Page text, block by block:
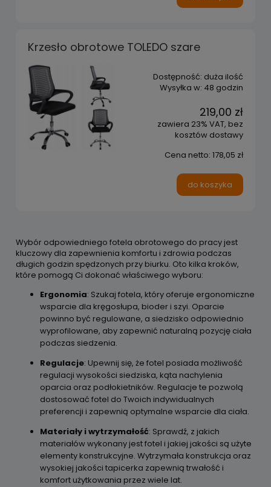
Krzesło obrotowe TOLEDO szare
Dostępność: duża ilość
Wysyłka w: 48 godzin
219,00 zł
zawiera 23% VAT, bez
kosztów dostawy
Cena netto: 178,05 zł
do koszyka
Wybór odpowiedniego fotela obrotowego do pracy jest
kluczowy dla zapewnienia komfortu i zdrowia podczas
długich godzin spędzonych przy biurku. Oto kilka kroków,
które pomogą Ci dokonać właściwego wyboru:
Ergonomia: Szukaj fotela, który oferuje ergonomiczne
wsparcie dla kręgosłupa, bioder i szyi. Oparcie
powinno być regulowane, a siedzisko odpowiednio
wyprofilowane, aby zapewnić naturalną pozycję ciała
podczas siedzenia.
Regulacje: Upewnij się, że fotel posiada możliwość
regulacji wysokości siedziska, kąta nachylenia
oparcia oraz podłokietników. Regulacje te pozwolą
dostosować fotel do Twoich indywidualnych
preferencji i zapewnią optymalne wsparcie dla ciała.
Materiały i wytrzymałość: Sprawdź, z jakich
materiałów wykonany jest fotel i jakiej jakości są użyte
elementy konstrukcyjne. Wytrzymała konstrukcja oraz
wysokiej jakości tapicerka zapewnią trwałość i
komfort użytkowania przez wiele lat.